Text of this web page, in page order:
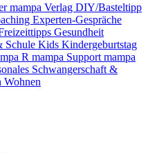
mampa Verlag DIY/Basteltipp
Experten-Gespräche
Gesundheit
Schule Kids Kindergeburtstag
R mampa Support mampa
Schwangerschaft &
Wohnen